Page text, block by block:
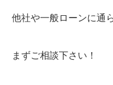
他社や一般ローンに通
まずご相談下さい！